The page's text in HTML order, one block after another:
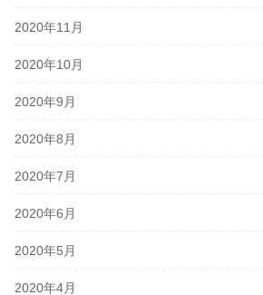
2020年11月
2020年10月
2020年9月
2020年8月
2020年7月
2020年6月
2020年5月
2020年4月